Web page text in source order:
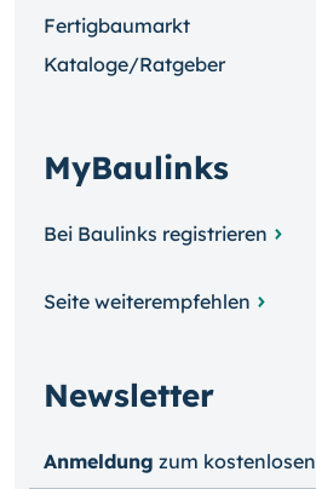
Fertigbaumarkt
Kataloge/Ratgeber
MyBaulinks
Bei Baulinks registrieren
Seite weiterempfehlen
Newsletter
Anmeldung zum kosten­losen